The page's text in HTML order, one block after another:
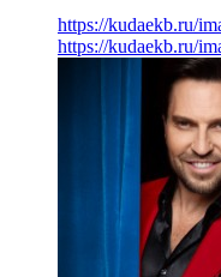
https://kudaekb.ru/
https://kudaekb.ru/